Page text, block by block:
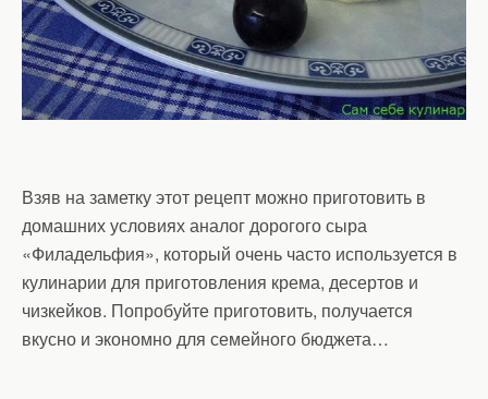
Взяв на заметку этот рецепт можно приготовить в
домашних условиях аналог дорогого сыра
«Филадельфия», который очень часто используется в
кулинарии для приготовления крема, десертов и
чизкейков. Попробуйте приготовить, получается
вкусно и экономно для семейного бюджета…